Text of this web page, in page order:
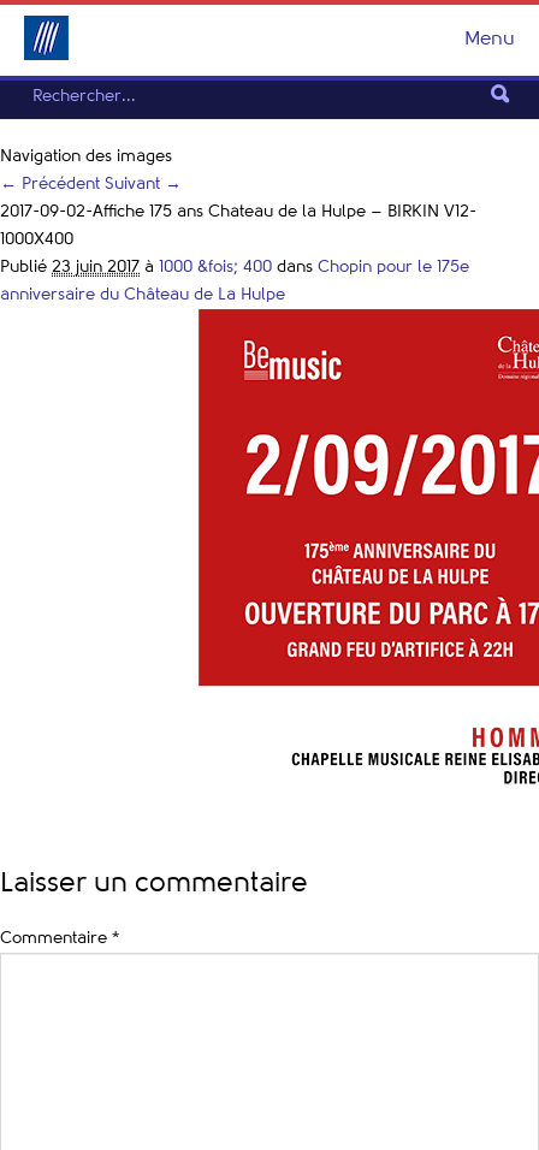
Menu
Navigation des images
← Précédent Suivant →
2017-09-02-Affiche 175 ans Chateau de la Hulpe – BIRKIN V12-
1000X400
Publié 23 juin 2017 à 1000 &fois; 400 dans Chopin pour le 175e
anniversaire du Château de La Hulpe
Laisser un commentaire
Commentaire *